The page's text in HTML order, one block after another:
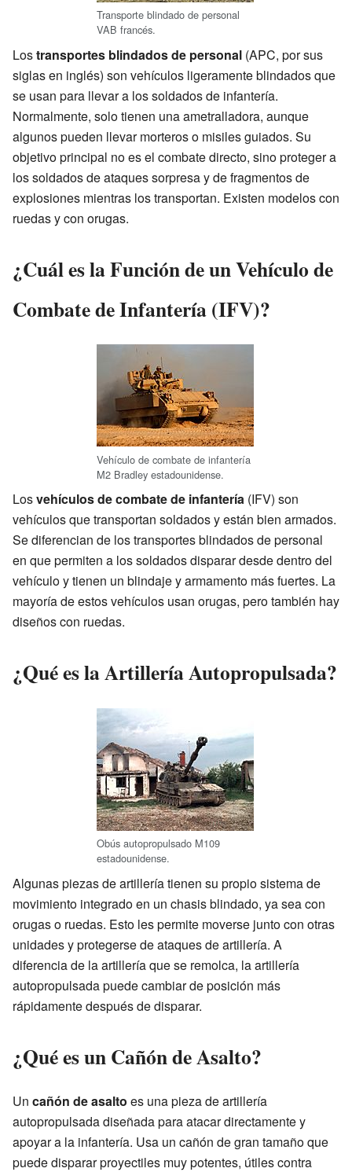
Transporte blindado de personal
VAB francés.
Lostransportes blindados de personal (APC, por sus
siglas en inglés) son vehículos ligeramente blindados que
se usan para llevar a los soldados de infantería.
Normalmente, solo tienen una ametralladora, aunque
algunos pueden llevar morteros o misiles guiados. Su
objetivo principal no es el combate directo, sino proteger a
los soldados de ataques sorpresa y de fragmentos de
explosiones mientras los transportan. Existen modelos con
ruedas y con orugas.
¿Cuál es la Función de un Vehículo de
Combate de Infantería (IFV)?
Vehículo de combate de infantería
M2 Bradley estadounidense.
Losvehículos de combate de infantería (IFV) son
vehículos que transportan soldados y están bien armados.
Se diferencian de los transportes blindados de personal
en que permiten a los soldados disparar desde dentro del
vehículo y tienen un blindaje y armamento más fuertes. La
mayoría de estos vehículos usan orugas, pero también hay
diseños con ruedas.
¿Qué es la Artillería Autopropulsada?
Obús autopropulsado M109
estadounidense.
Algunas piezas de artillería tienen su propio sistema de
movimiento integrado en un chasis blindado, ya sea con
orugas o ruedas. Esto les permite moverse junto con otras
unidades y protegerse de ataques de artillería. A
diferencia de la artillería que se remolca, la artillería
autopropulsada puede cambiar de posición más
rápidamente después de disparar.
¿Qué es un Cañón de Asalto?
Un cañón de asalto es una pieza de artillería
autopropulsada diseñada para atacar directamente y
apoyar a la infantería. Usa un cañón de gran tamaño que
puede disparar proyectiles muy potentes, útiles contra